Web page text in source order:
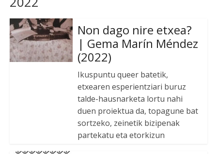
Non dago nire etxea?
| Gema Marín Méndez
(2022)
Ikuspuntu queer batetik,
etxearen esperientziari buruz
talde-hausnarketa lortu nahi
duen proiektua da, topagune bat
sortzeko, zeinetik bizipenak
partekatu eta etorkizun